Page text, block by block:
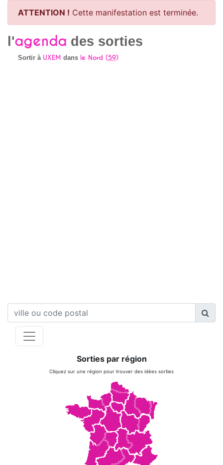
ATTENTION ! Cette manifestation est terminée.
l'agenda des sorties
Sortir à UXEM dans le Nord (59)
Sorties par région
Cliquez sur une région pour trouver des idées sorties